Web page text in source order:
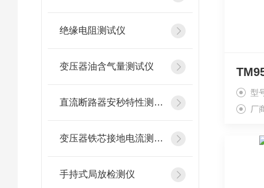
绝缘电阻测试仪
变压器油含气量测试仪
直流断路器安秒特性测试仪
变压器铁芯接地电流测试仪
手持式局放检测仪
型
厂